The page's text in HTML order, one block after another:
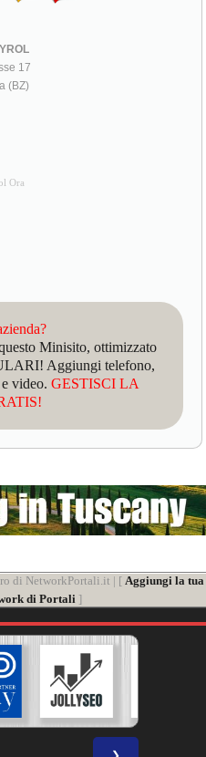
17
(BZ)
Ora
Minisito, ottimizzato
Aggiungi telefono,
e video.GESTISCI LA
di NetworkPortali.it | [ Aggiungi la tua
di Portali]